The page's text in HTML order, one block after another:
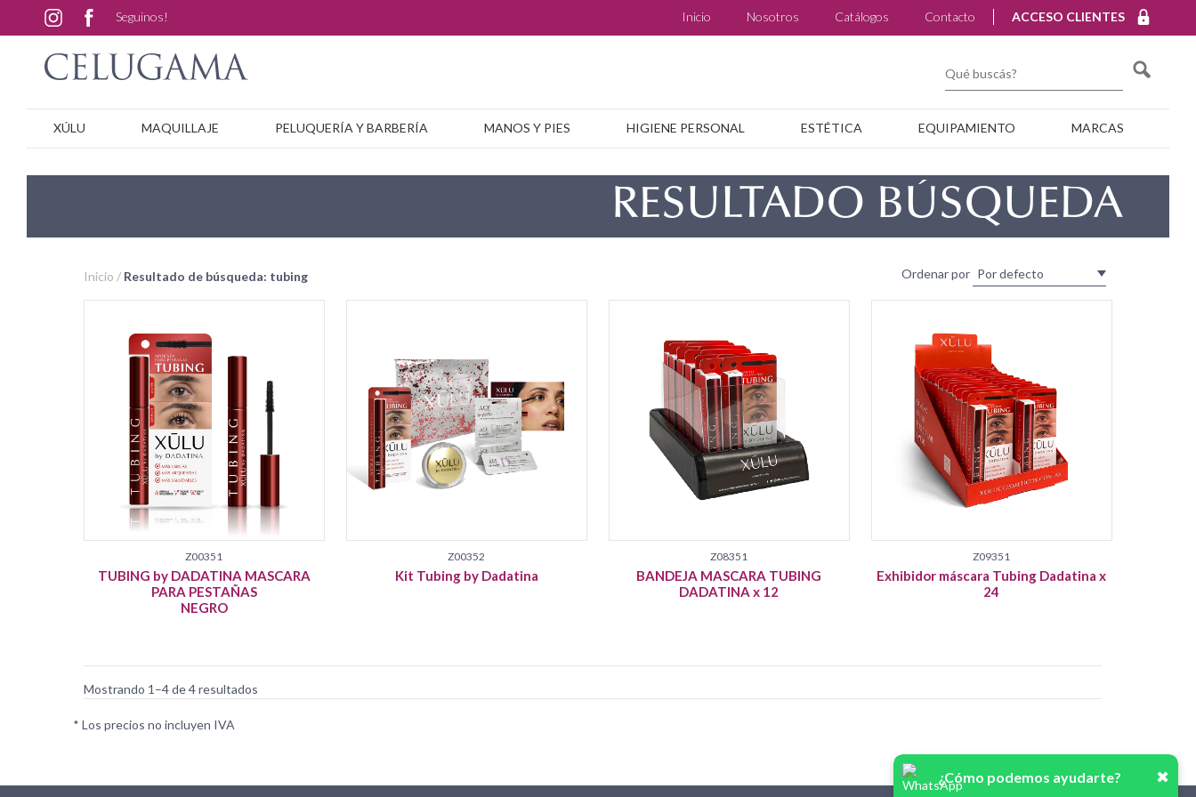
Seguinos! Inicio Nosotros Catálogos Contacto ACCESO CLIENTES
XÚLU MAQUILLAJE PELUQUERÍA Y BARBERÍA MANOS Y PIES HIGIENE PERSONAL ESTÉTICA EQUIPAMIENTO MARCAS
RESULTADO BÚSQUEDA
Inicio / Resultado de búsqueda: tubing Ordenar por
Z00351
TUBING by DADATINA MASCARA
PARA PESTAÑAS
NEGRO
Z00352
Kit Tubing by Dadatina
Z08351
BANDEJA MASCARA TUBING
DADATINA x 12
Z09351
Exhibidor máscara Tubing Dadatina x
24
Mostrando 1–4 de 4 resultados
* Los precios no incluyen IVA
¿Cómo podemos ayudarte? ✖